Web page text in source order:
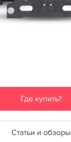
Где купить?
Статьи и обзоры